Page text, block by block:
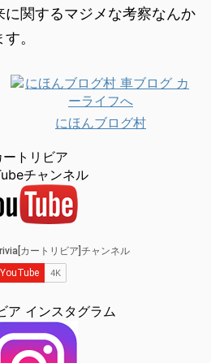
関するマジメな考察なんか
。
にほんブログ村
ートリビア
チャンネル
ア インスタグラム